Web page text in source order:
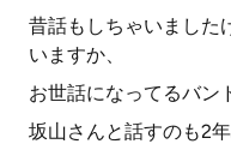
昔話もしちゃいました
いますか、
お世話になってるバン
坂山さんと話すのも2